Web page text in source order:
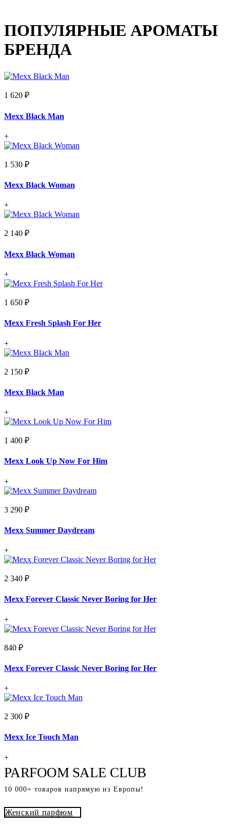
ПОПУЛЯРНЫЕ АРОМАТЫ
БРЕНДА
1 620 ₽
Mexx Black Man
+
1 530 ₽
Mexx Black Woman
+
2 140 ₽
Mexx Black Woman
+
1 650 ₽
Mexx Fresh Splash For Her
+
2 150 ₽
Mexx Black Man
+
1 400 ₽
Mexx Look Up Now For Him
+
3 290 ₽
Mexx Summer Daydream
+
2 340 ₽
Mexx Forever Classic Never Boring for Her
+
840 ₽
Mexx Forever Classic Never Boring for Her
+
2 300 ₽
Mexx Ice Touch Man
+
PARFOOM SALE CLUB
10 000+ товаров напрямую из Европы!
Женский парфюм